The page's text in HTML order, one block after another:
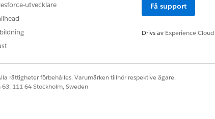
Kontrolleratillgångförgaranti
Flöde
utvecklare
Få support
Drivs av Experience Cloud
rättigheter förbehålles. Varumärken tillhör respektive ägare.
63, 111 64 Stockholm, Sweden